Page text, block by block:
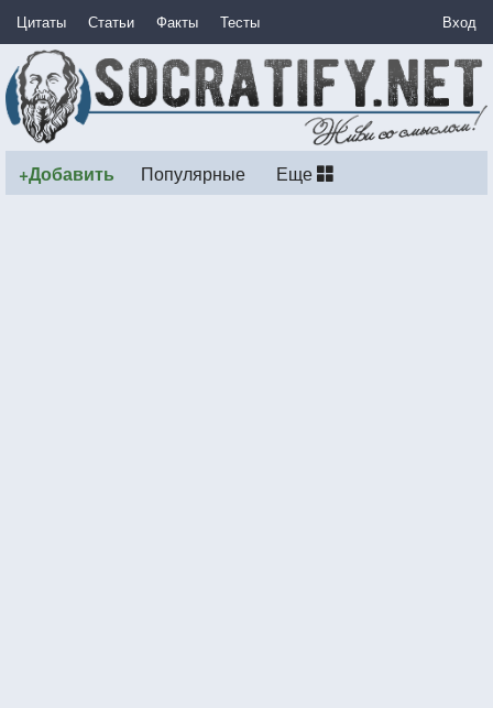
Цитаты Статьи Факты Тесты Вход
+Добавить Популярные Еще